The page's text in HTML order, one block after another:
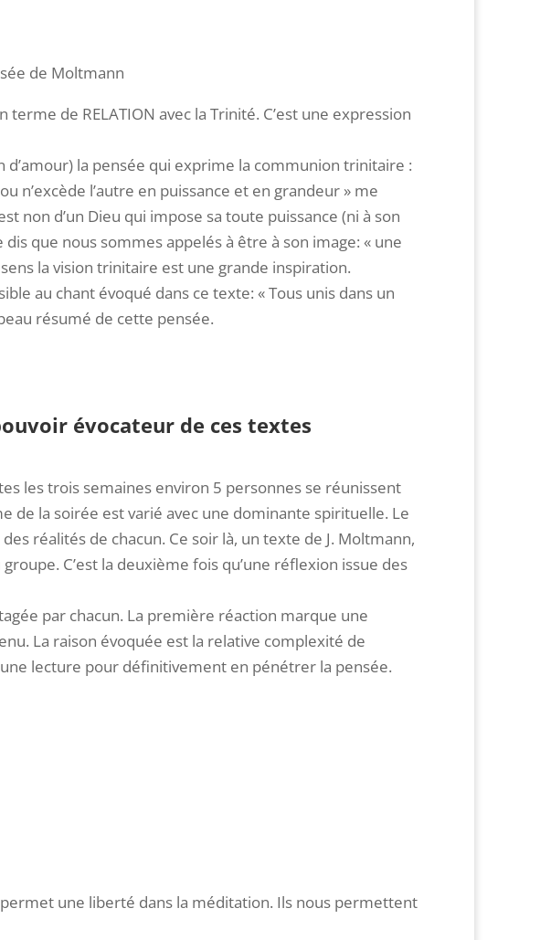
de Moltmann
terme de RELATION avec la Trinité. C’est une expression
la pensée qui exprime la communion trinitaire :
n’excède l’autre en puissance et en grandeur » me
non d’un Dieu qui impose sa toute puissance (ni à son
que nous sommes appelés à être à son image: « une
la vision trinitaire est une grande inspiration.
au chant évoqué dans ce texte: « Tous unis dans un
résumé de cette pensée.
évocateur de ces textes
les trois semaines environ 5 personnes se réunissent
de la soirée est varié avec une dominante spirituelle. Le
réalités de chacun. Ce soir là, un texte de J. Moltmann,
C’est la deuxième fois qu’une réflexion issue des
par chacun. La première réaction marque une
La raison évoquée est la relative complexité de
lecture pour définitivement en pénétrer la pensée.
une liberté dans la méditation. Ils nous permettent